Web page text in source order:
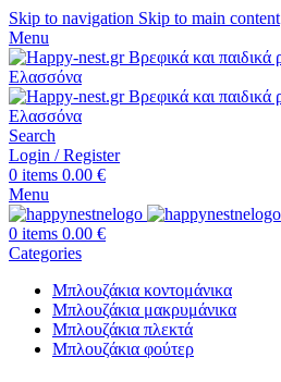
Skip to navigation Skip to main content
Menu
Search
Login / Register
0 items 0.00 €
Menu
0 items 0.00 €
Categories
Μπλουζάκια κοντομάνικα
Μπλουζάκια μακρυμάνικα
Μπλουζάκια πλεκτά
Μπλουζάκια φούτερ